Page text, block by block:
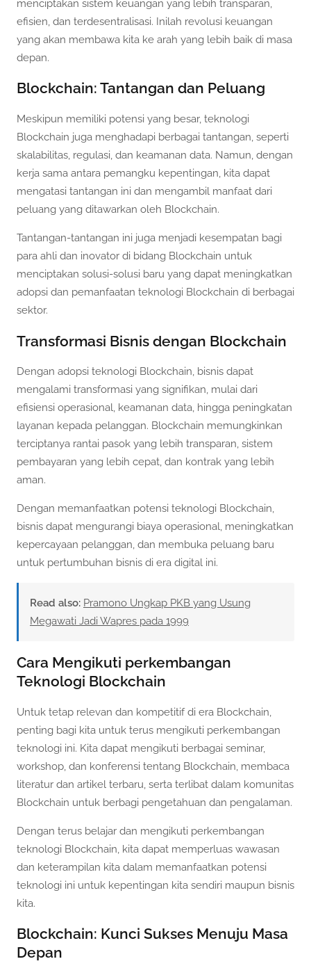
menciptakan sistem keuangan yang lebih transparan,
efisien, dan terdesentralisasi. Inilah revolusi keuangan
yang akan membawa kita ke arah yang lebih baik di masa
depan.
Blockchain: Tantangan dan Peluang
Meskipun memiliki potensi yang besar, teknologi
Blockchain juga menghadapi berbagai tantangan, seperti
skalabilitas, regulasi, dan keamanan data. Namun, dengan
kerja sama antara pemangku kepentingan, kita dapat
mengatasi tantangan ini dan mengambil manfaat dari
peluang yang ditawarkan oleh Blockchain.
Tantangan-tantangan ini juga menjadi kesempatan bagi
para ahli dan inovator di bidang Blockchain untuk
menciptakan solusi-solusi baru yang dapat meningkatkan
adopsi dan pemanfaatan teknologi Blockchain di berbagai
sektor.
Transformasi Bisnis dengan Blockchain
Dengan adopsi teknologi Blockchain, bisnis dapat
mengalami transformasi yang signifikan, mulai dari
efisiensi operasional, keamanan data, hingga peningkatan
layanan kepada pelanggan. Blockchain memungkinkan
terciptanya rantai pasok yang lebih transparan, sistem
pembayaran yang lebih cepat, dan kontrak yang lebih
aman.
Dengan memanfaatkan potensi teknologi Blockchain,
bisnis dapat mengurangi biaya operasional, meningkatkan
kepercayaan pelanggan, dan membuka peluang baru
untuk pertumbuhan bisnis di era digital ini.
Read also: Pramono Ungkap PKB yang Usung
Megawati Jadi Wapres pada 1999
Cara Mengikuti perkembangan
Teknologi Blockchain
Untuk tetap relevan dan kompetitif di era Blockchain,
penting bagi kita untuk terus mengikuti perkembangan
teknologi ini. Kita dapat mengikuti berbagai seminar,
workshop, dan konferensi tentang Blockchain, membaca
literatur dan artikel terbaru, serta terlibat dalam komunitas
Blockchain untuk berbagi pengetahuan dan pengalaman.
Dengan terus belajar dan mengikuti perkembangan
teknologi Blockchain, kita dapat memperluas wawasan
dan keterampilan kita dalam memanfaatkan potensi
teknologi ini untuk kepentingan kita sendiri maupun bisnis
kita.
Blockchain: Kunci Sukses Menuju Masa
Depan